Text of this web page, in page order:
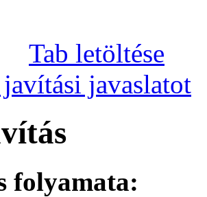
Tab letöltése
javaslatot
folyamata: